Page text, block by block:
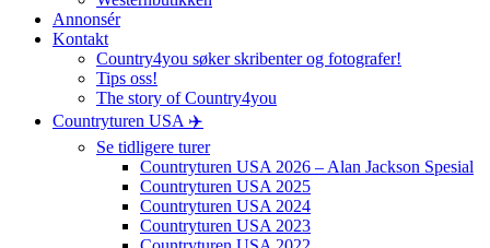
Annonsér
Kontakt
Country4you søker skribenter og fotografer!
Tips oss!
The story of Country4you
Countryturen USA ✈️
Se tidligere turer
Countryturen USA 2026 – Alan Jackson Spesial
Countryturen USA 2025
Countryturen USA 2024
Countryturen USA 2023